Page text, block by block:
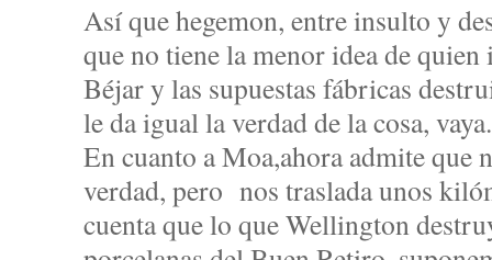
Así que hegemon, entre insulto y
que no tiene la menor idea de
Béjar y las supuestas fábricas
le da igual la verdad de la cosa, vaya.
En cuanto a Moa,ahora admite que
verdad, pero nos traslada unos
cuenta que lo que Wellington